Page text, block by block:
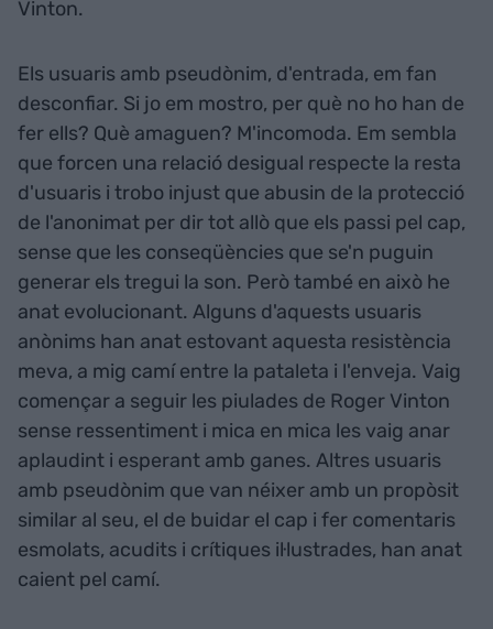
Vinton.
Els usuaris amb pseudònim, d'entrada, em fan
desconfiar. Si jo em mostro, per què no ho han de
fer ells? Què amaguen? M'incomoda. Em sembla
que forcen una relació desigual respecte la resta
d'usuaris i trobo injust que abusin de la protecció
de l'anonimat per dir tot allò que els passi pel cap,
sense que les conseqüències que se'n puguin
generar els tregui la son. Però també en això he
anat evolucionant. Alguns d'aquests usuaris
anònims han anat estovant aquesta resistència
meva, a mig camí entre la pataleta i l'enveja. Vaig
començar a seguir les piulades de Roger Vinton
sense ressentiment i mica en mica les vaig anar
aplaudint i esperant amb ganes. Altres usuaris
amb pseudònim que van néixer amb un propòsit
similar al seu, el de buidar el cap i fer comentaris
esmolats, acudits i crítiques il·lustrades, han anat
caient pel camí.